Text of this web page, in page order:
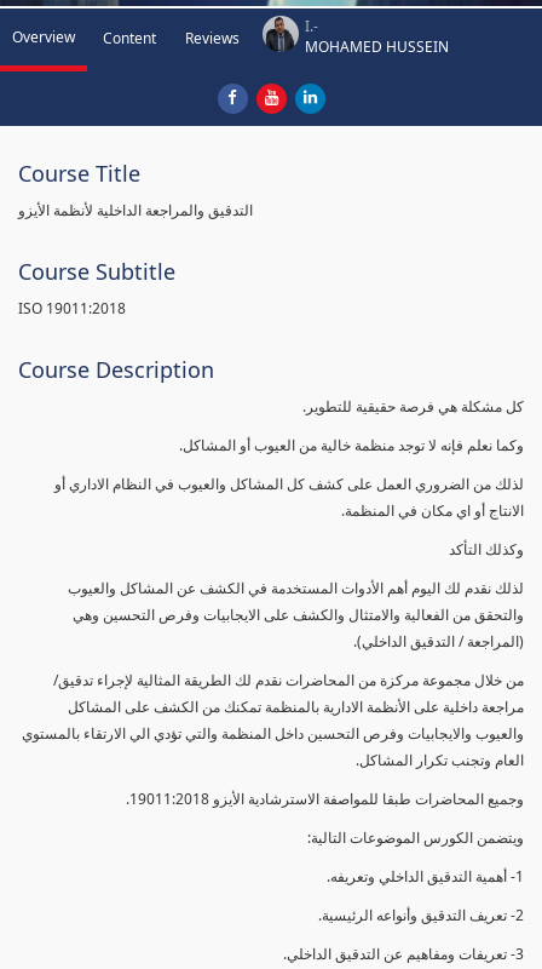
Overview Content Reviews
I.-
MOHAMED HUSSEIN
Course Title
التدقيق والمراجعة الداخلية لأنظمة الأيزو
Course Subtitle
ISO 19011:2018
Course Description
كل مشكلة هي فرصة حقيقية للتطوير.
وكما نعلم فإنه لا توجد منظمة خالية من العيوب أو المشاكل.
لذلك من الضروري العمل على كشف كل المشاكل والعيوب في النظام الاداري أو
الانتاج أو اي مكان في المنظمة.
وكذلك التأكد
لذلك نقدم لك اليوم أهم الأدوات المستخدمة في الكشف عن المشاكل والعيوب
والتحقق من الفعالية والامتثال والكشف على الايجابيات وفرص التحسين وهي
(المراجعة / التدقيق الداخلي).
من خلال مجموعة مركزة من المحاضرات نقدم لك الطريقة المثالية لإجراء تدقيق/
مراجعة داخلية على الأنظمة الادارية بالمنظمة تمكنك من الكشف على المشاكل
والعيوب والايجابيات وفرص التحسين داخل المنظمة والتي تؤدي الي الارتقاء بالمستوي
العام وتجنب تكرار المشاكل.
وجميع المحاضرات طبقا للمواصفة الاسترشادية الأيزو 19011:2018.
ويتضمن الكورس الموضوعات التالية:
1- أهمية التدقيق الداخلي وتعريفه.
2- تعريف التدقيق وأنواعه الرئيسية.
3- تعريفات ومفاهيم عن التدقيق الداخلي.